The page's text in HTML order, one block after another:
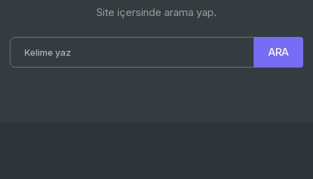
Site içersinde arama yap.